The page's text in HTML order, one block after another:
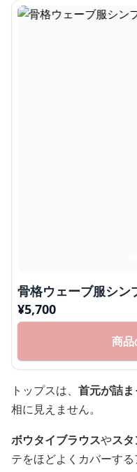
骨格ウェーブ服シン
¥5,700
商品
トップスは、 首元が詰
相に見えません。
ボウタイブラウスやス
テをほどよくカバーす